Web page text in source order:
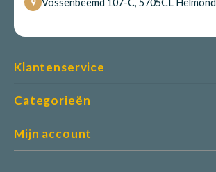
Vossenbeemd 107-C, 5705CL Helmond
Categorieën
Klantenservice
Mijn account